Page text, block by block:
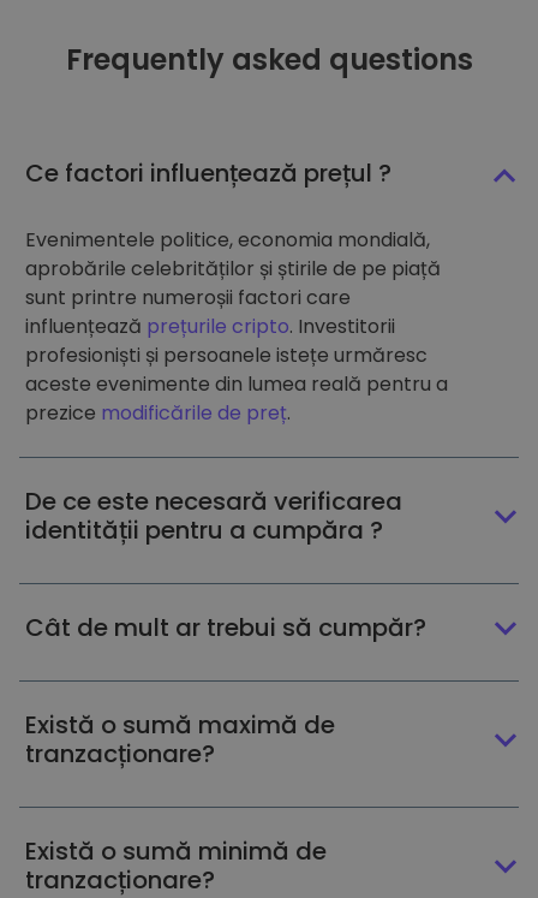
Frequently asked questions
Ce factori influențează prețul ?
Evenimentele politice, economia mondială,
aprobările celebrităților și știrile de pe piață
sunt printre numeroșii factori care
influențează prețurile cripto. Investitorii
profesioniști și persoanele istețe urmăresc
aceste evenimente din lumea reală pentru a
prezice modificările de preț.
De ce este necesară verificarea
identității pentru a cumpăra ?
Cât de mult ar trebui să cumpăr?
Există o sumă maximă de
tranzacționare?
Există o sumă minimă de
tranzacționare?